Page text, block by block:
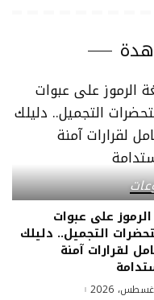
على عبوات
التجميل.. دليلك
لقرارات آمنة